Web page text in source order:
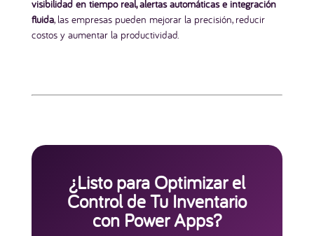
visibilidad en tiempo real, alertas automáticas e integración
fluida, las empresas pueden mejorar la precisión, reducir
costos y aumentar la productividad.
¿Listo para Optimizar el
Control de Tu Inventario
con Power Apps?